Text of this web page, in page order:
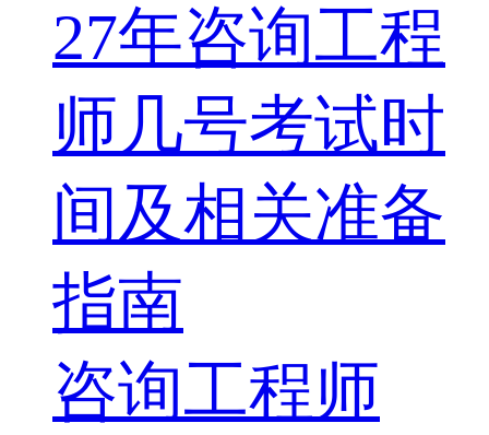
27年咨询工程
师几号考试时
间及相关准备
指南
咨询工程师